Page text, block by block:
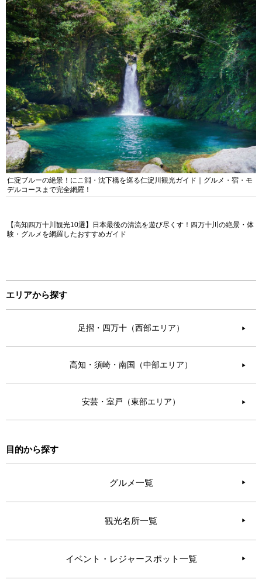
仁淀ブルーの絶景！にこ淵・沈下橋を巡る仁淀川観光ガイド｜グルメ・宿・モ
デルコースまで完全網羅！
【高知四万十川観光10選】日本最後の清流を遊び尽くす！四万十川の絶景・体
験・グルメを網羅したおすすめガイド
エリアから探す
足摺・四万十（西部エリア） ▶︎
高知・須崎・南国（中部エリア） ▶︎
安芸・室戸（東部エリア） ▶︎
目的から探す
グルメ一覧
観光名所一覧
イベント・レジャースポット一覧